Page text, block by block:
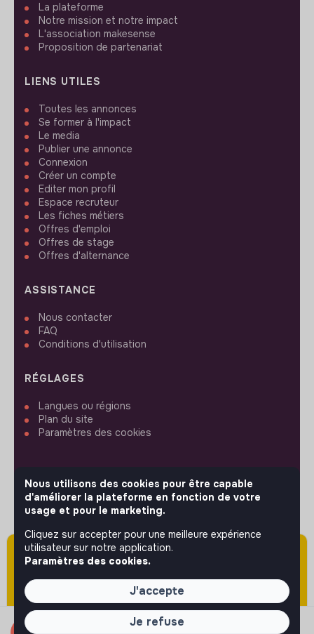
Attention cette annonce a été publiée il y a
plus de 60 jours (le 25/03/2026) et est sans
doute expirée ou non mise à jour.
La plateforme
Notre mission et notre impact
L'association makesense
Proposition de partenariat
LIENS UTILES
Toutes les annonces
Se former à l'impact
Le media
Publier une annonce
Connexion
Créer un compte
Editer mon profil
Espace recruteur
Les fiches métiers
Offres d'emploi
Offres de stage
Offres d'alternance
ASSISTANCE
Nous contacter
FAQ
Conditions d'utilisation
RÉGLAGES
Langues ou régions
Plan du site
Paramètres des cookies
SUIVEZ-NOUS
© 2026 jobs that makesense.
Nous utilisons des cookies pour être capable
d'améliorer la plateforme en fonction de votre
usage et pour le marketing.
Cliquez sur accepter pour une meilleure expérience
utilisateur sur notre application.
Paramètres des cookies.
J'accepte
Je refuse